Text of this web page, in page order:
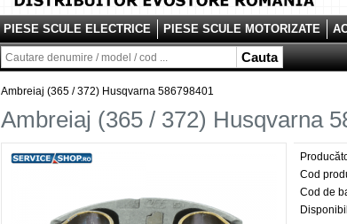
Cauta
PIESE SCULE ELECTRICE PIESE SCULE MOTORIZATE
Ambreiaj (365 / 372) Husqvarna 586798401
Ambreiaj (365 / 372) Husqvarna
Cod
Cod de